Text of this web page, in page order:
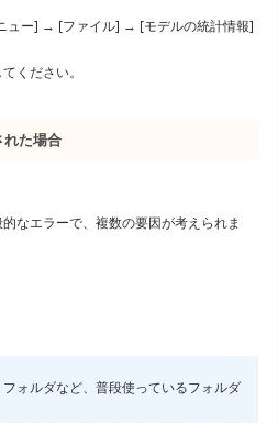
ュー] → [ファイル] → [モデルの統計情報]
ください。
た場合
なエラーで、複数の要因が考えられま
ォルダなど、普段使っているフォルダ